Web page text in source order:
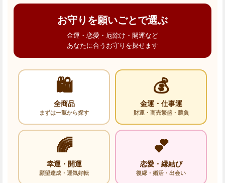
お守りを願いごとで選ぶ
金運・恋愛・厄除け・開運など
あなたに合うお守りを探せます
🛍️
全商品
まずは一覧から探す
💰
金運・仕事運
財運・商売繁盛・勝負
🌈
幸運・開運
願望達成・運気好転
💕
恋愛・縁結び
復縁・婚活・出会い